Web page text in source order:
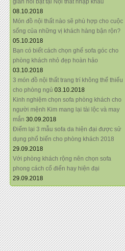
giãn nổi bật tại Nội thất nhập khẩu
08.10.2018
Món đồ nội thất nào sẽ phù hợp cho cuộc
sống của những vị khách hàng bận rộn?
05.10.2018
Bạn có biết cách chọn ghế sofa góc cho
phòng khách nhỏ đẹp hoàn hảo
03.10.2018
3 món đồ nội thất trang trí không thể thiếu
cho phòng ngủ 03.10.2018
Kinh nghiệm chọn sofa phòng khách cho
người mệnh Kim mang lại tài lộc và may
mắn 30.09.2018
Điểm lại 3 mẫu sofa da hiện đại được sử
dụng phổ biến cho phòng khách 2018
29.09.2018
Với phòng khách rộng nên chọn sofa
phong cách cổ điển hay hiện đại
29.09.2018